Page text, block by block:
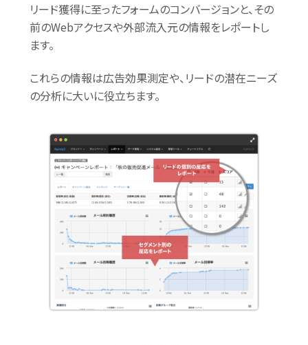
リード獲得に至ったフォームのコンバージョンと、その
前のWebアクセスや外部流入元の情報をレポートし
ます。
これらの情報は広告効果測定や、リードの潜在ニーズ
の分析に大いに役立ちます。